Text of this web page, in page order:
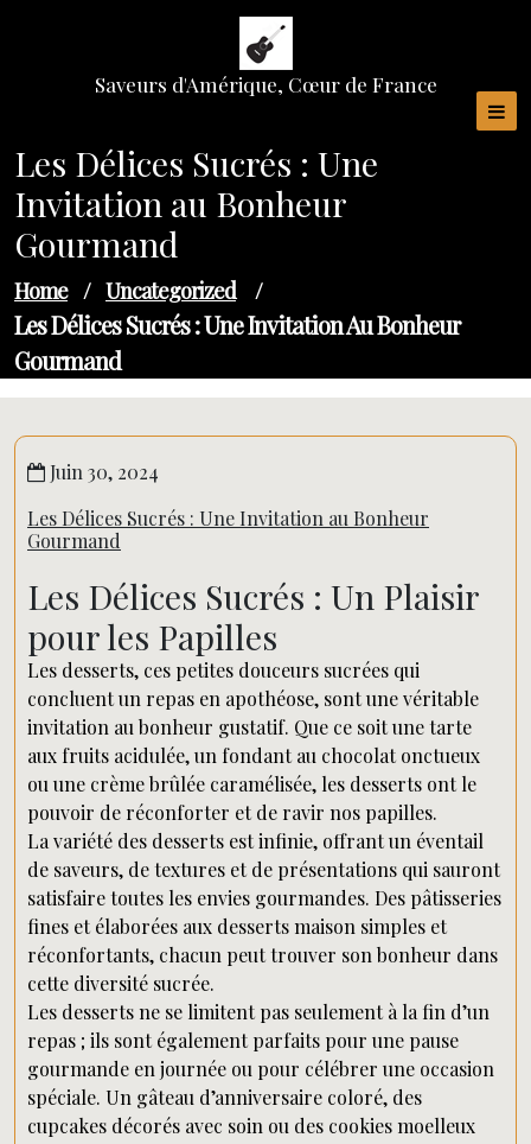
Saveurs d'Amérique, Cœur de France
Les Délices Sucrés : Une
Invitation au Bonheur
Gourmand
Home / Uncategorized /
Les Délices Sucrés : Une Invitation Au Bonheur
Gourmand
Juin 30, 2024
Les Délices Sucrés : Une Invitation au Bonheur
Gourmand
Les Délices Sucrés : Un Plaisir
pour les Papilles
Les desserts, ces petites douceurs sucrées qui
concluent un repas en apothéose, sont une véritable
invitation au bonheur gustatif. Que ce soit une tarte
aux fruits acidulée, un fondant au chocolat onctueux
ou une crème brûlée caramélisée, les desserts ont le
pouvoir de réconforter et de ravir nos papilles.
La variété des desserts est infinie, offrant un éventail
de saveurs, de textures et de présentations qui sauront
satisfaire toutes les envies gourmandes. Des pâtisseries
fines et élaborées aux desserts maison simples et
réconfortants, chacun peut trouver son bonheur dans
cette diversité sucrée.
Les desserts ne se limitent pas seulement à la fin d’un
repas ; ils sont également parfaits pour une pause
gourmande en journée ou pour célébrer une occasion
spéciale. Un gâteau d’anniversaire coloré, des
cupcakes décorés avec soin ou des cookies moelleux